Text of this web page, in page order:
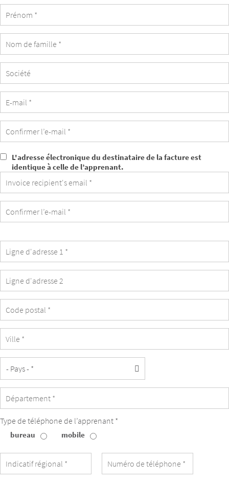
L'adresse
électronique
destinataire
la
identique
à
celle
de
l’apprenant.
L'adresse électronique du destinataire de la facture est
identique à celle de l’apprenant.
Type de téléphone de l’apprenant *
Type
téléphone
de
l’apprenant
bureau mobile